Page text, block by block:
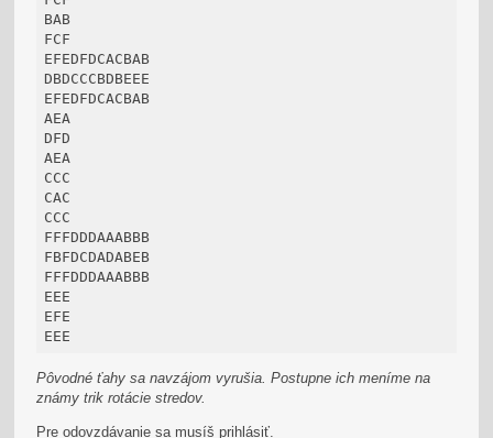
BAB
FCF
EFEDFDCACBAB
DBDCCCBDBEEE
EFEDFDCACBAB
AEA
DFD
AEA
CCC
CAC
CCC
FFFDDDAAABBB
FBFDCDADABEB
FFFDDDAAABBB
EEE
EFE
EEE
Pôvodné ťahy sa navzájom vyrušia. Postupne ich meníme na
známy trik rotácie stredov.
Pre odovzdávanie sa musíš prihlásiť.